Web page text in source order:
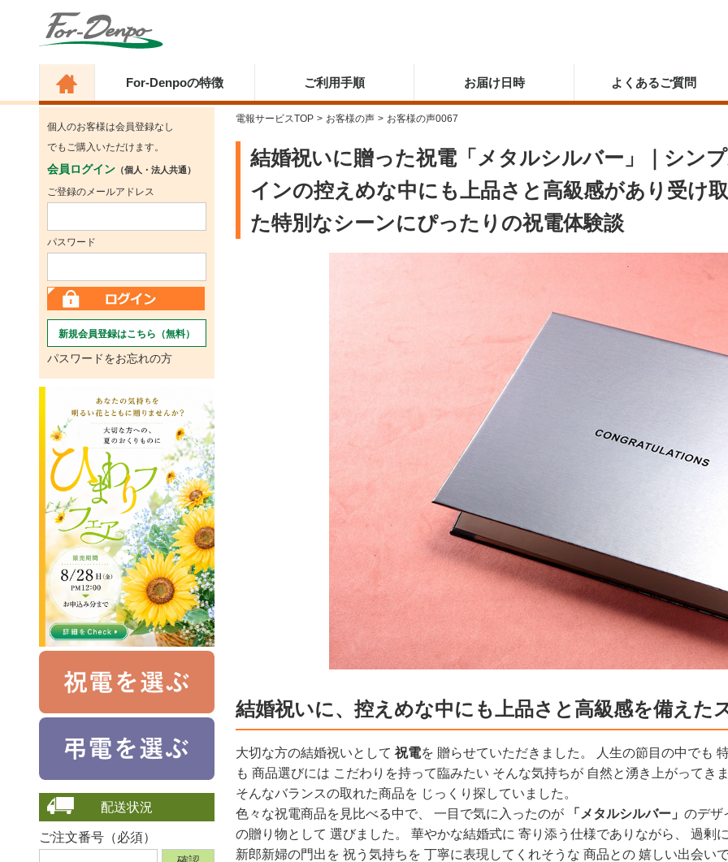
For-Denpoの特徴 ご利用手順 お届け日時 よくあるご質問
個人のお客様は会員登録なし
でもご購入いただけます。
会員ログイン （個人・法人共通）
ご登録のメールアドレス
パスワード
新規会員登録はこちら（無料）
パスワードをお忘れの方
配送状況
ご注文番号（必須）
電報サービスTOP > お客様の声 > お客様の声0067
結婚祝いに贈った祝電「メタルシルバー」｜シン
インの控えめな中にも上品さと高級感があり受け
た特別なシーンにぴったりの祝電体験談
結婚祝いに、控えめな中にも上品さと高級感を備えた
大切な方の結婚祝いとして 祝電を 贈らせていただきました。 人生の節目の中でも
も 商品選びには こだわりを持って臨みたい そんな気持ちが 自然と湧き上がってき
そんなバランスの取れた商品を じっくり探していました。
色々な祝電商品を見比べる中で、 一目で気に入ったのが
「メタルシルバー」 のデザ
の贈り物として 選びました。 華やかな結婚式に 寄り添う仕様でありながら、 過剰
新郎新婦の門出を 祝う気持ちを 丁寧に表現してくれそうな 商品との 嬉しい出会いで